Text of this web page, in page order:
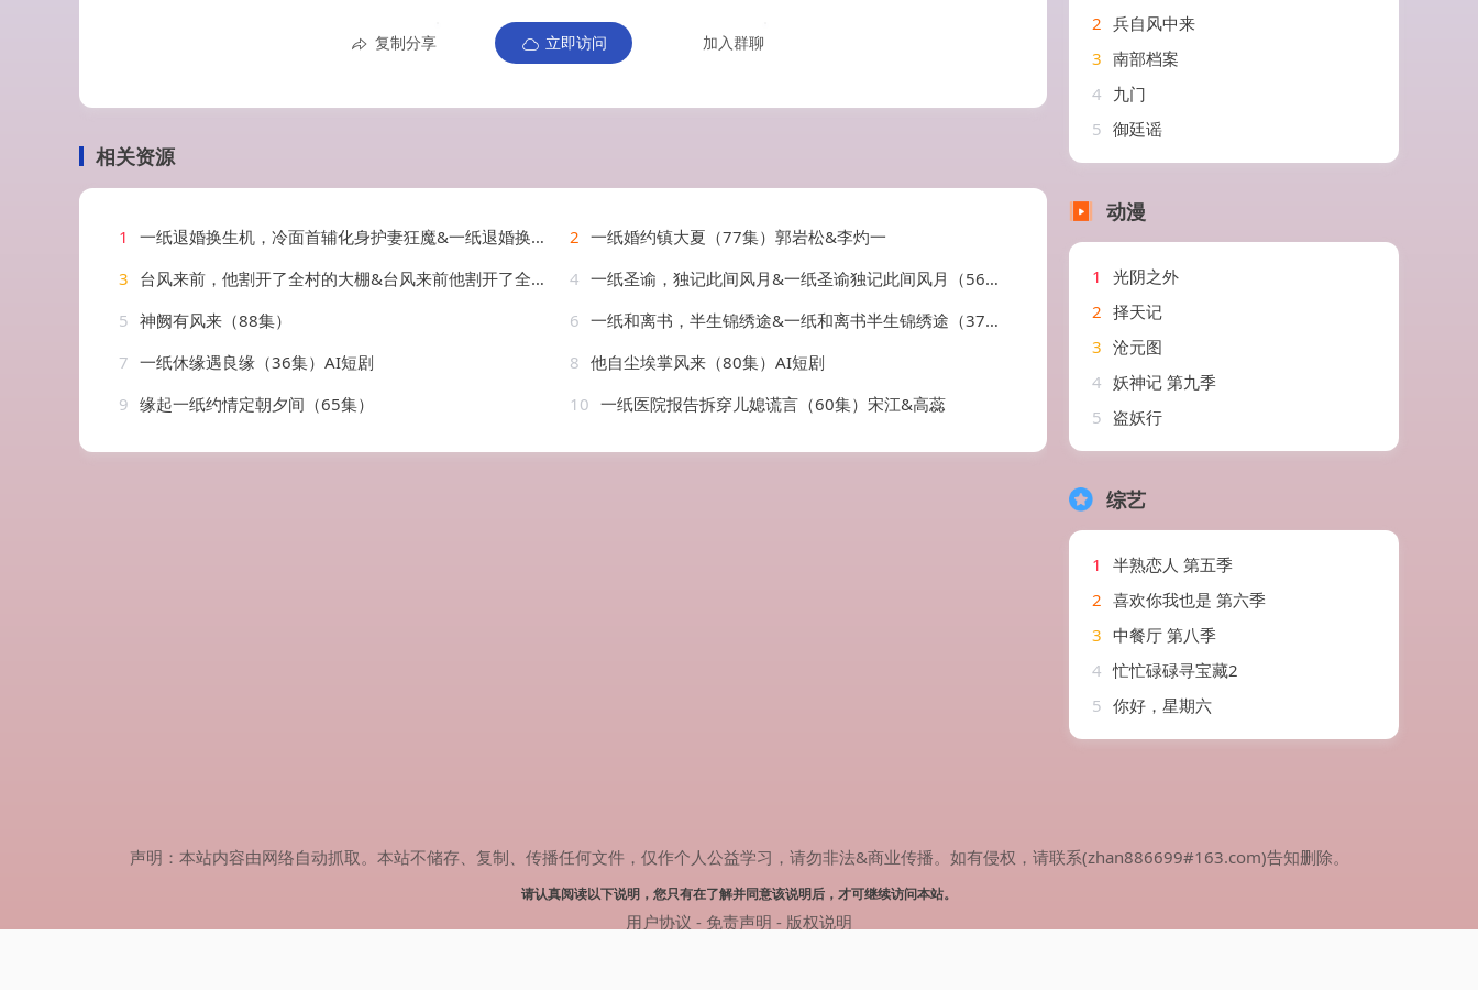
复制分享 立即访问 加入群聊
相关资源
1 一纸退婚换生机，冷面首辅化身护妻狂魔&一纸退婚换生机冷面首辅化身护妻狂魔（50集）AI短剧 2 一纸婚约镇大夏（77集）郭岩松&李灼一
3 台风来前，他割开了全村的大棚&台风来前他割开了全村的大棚（43集）AI短剧 4 一纸圣谕，独记此间风月&一纸圣谕独记此间风月（56集）AI短剧
5 神阙有风来（88集） 6 一纸和离书，半生锦绣途&一纸和离书半生锦绣途（37集）AI短剧
7 一纸休缘遇良缘（36集）AI短剧 8 他自尘埃掌风来（80集）AI短剧
9 缘起一纸约情定朝夕间（65集） 10 一纸医院报告拆穿儿媳谎言（60集）宋江&高蕊
2 兵自风中来
3 南部档案
4 九门
5 御廷谣
动漫
1
光阴之外
2 择天记
3 沧元图
4 妖神记 第九季
5 盗妖行
综艺
1
半熟恋人 第五季
2 喜欢你我也是 第六季
3 中餐厅 第八季
4 忙忙碌碌寻宝藏2
5 你好，星期六
声明：本站内容由网络自动抓取。本站不储存、复制、传播任何文件，仅作个人公益学习，请勿非法&商业传播。如有侵权，请联系(zhan886699#163.com)告知删除。
请认真阅读以下说明，您只有在了解并同意该说明后，才可继续访问本站。
用户协议 - 免责声明 - 版权说明